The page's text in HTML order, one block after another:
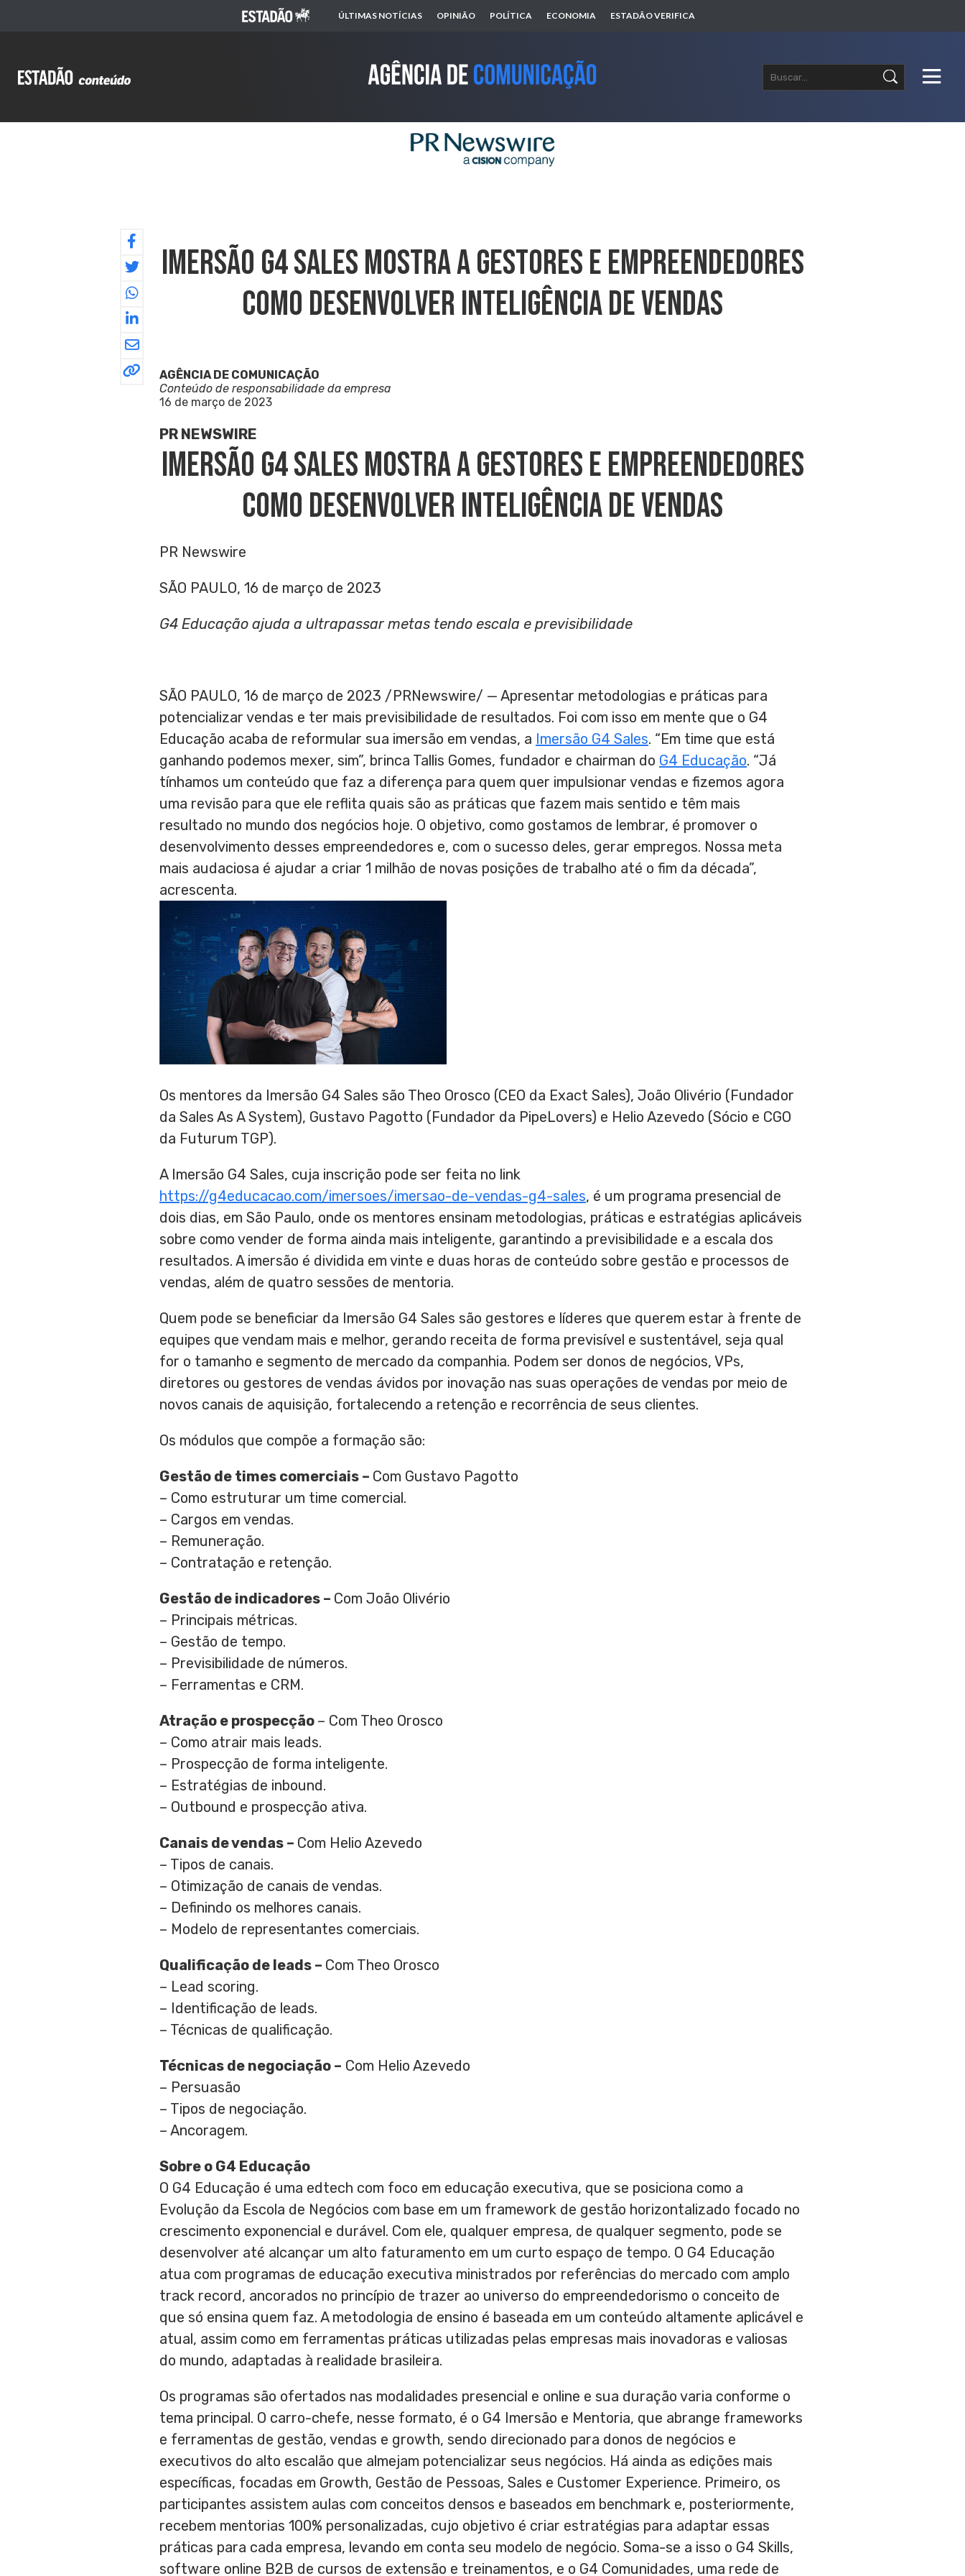
ÚLTIMAS NOTÍCIAS OPINIÃO POLÍTICA ECONOMIA ESTADÃO VERIFICA
Imersão G4 Sales Mostra A Gestores E Empreendedores
Como Desenvolver Inteligência De Vendas
AGÊNCIA DE COMUNICAÇÃO
Conteúdo de responsabilidade da empresa
16 de março de 2023
PR NEWSWIRE
Imersão G4 Sales Mostra A Gestores E Empreendedores
Como Desenvolver Inteligência De Vendas
PR Newswire
SÃO PAULO, 16 de março de 2023
G4 Educação ajuda a ultrapassar metas tendo escala e previsibilidade
SÃO PAULO, 16 de março de 2023 /PRNewswire/ — Apresentar metodologias e práticas para
potencializar vendas e ter mais previsibilidade de resultados. Foi com isso em mente que o G4
Educação acaba de reformular sua imersão em vendas, a Imersão G4 Sales. “Em time que está
ganhando podemos mexer, sim”, brinca Tallis Gomes, fundador e chairman do G4 Educação. “Já
tínhamos um conteúdo que faz a diferença para quem quer impulsionar vendas e fizemos agora
uma revisão para que ele reflita quais são as práticas que fazem mais sentido e têm mais
resultado no mundo dos negócios hoje. O objetivo, como gostamos de lembrar, é promover o
desenvolvimento desses empreendedores e, com o sucesso deles, gerar empregos. Nossa meta
mais audaciosa é ajudar a criar 1 milhão de novas posições de trabalho até o fim da década”,
acrescenta.
Os mentores da Imersão G4 Sales são Theo Orosco (CEO da Exact Sales), João Olivério (Fundador
da Sales As A System), Gustavo Pagotto (Fundador da PipeLovers) e Helio Azevedo (Sócio e CGO
da Futurum TGP).
A Imersão G4 Sales, cuja inscrição pode ser feita no link
https://g4educacao.com/imersoes/imersao-de-vendas-g4-sales, é um programa presencial de
dois dias, em São Paulo, onde os mentores ensinam metodologias, práticas e estratégias aplicáveis
sobre como vender de forma ainda mais inteligente, garantindo a previsibilidade e a escala dos
resultados. A imersão é dividida em vinte e duas horas de conteúdo sobre gestão e processos de
vendas, além de quatro sessões de mentoria.
Quem pode se beneficiar da Imersão G4 Sales são gestores e líderes que querem estar à frente de
equipes que vendam mais e melhor, gerando receita de forma previsível e sustentável, seja qual
for o tamanho e segmento de mercado da companhia. Podem ser donos de negócios, VPs,
diretores ou gestores de vendas ávidos por inovação nas suas operações de vendas por meio de
novos canais de aquisição, fortalecendo a retenção e recorrência de seus clientes.
Os módulos que compõe a formação são:
Gestão de times comerciais – Com Gustavo Pagotto
– Como estruturar um time comercial.
– Cargos em vendas.
– Remuneração.
– Contratação e retenção.
Gestão de indicadores – Com João Olivério
– Principais métricas.
– Gestão de tempo.
– Previsibilidade de números.
– Ferramentas e CRM.
Atração e prospecção – Com Theo Orosco
– Como atrair mais leads.
– Prospecção de forma inteligente.
– Estratégias de inbound.
– Outbound e prospecção ativa.
Canais de vendas – Com Helio Azevedo
– Tipos de canais.
– Otimização de canais de vendas.
– Definindo os melhores canais.
– Modelo de representantes comerciais.
Qualificação de leads – Com Theo Orosco
– Lead scoring.
– Identificação de leads.
– Técnicas de qualificação.
Técnicas de negociação – Com Helio Azevedo
– Persuasão
– Tipos de negociação.
– Ancoragem.
Sobre o G4 Educação
O G4 Educação é uma edtech com foco em educação executiva, que se posiciona como a
Evolução da Escola de Negócios com base em um framework de gestão horizontalizado focado no
crescimento exponencial e durável. Com ele, qualquer empresa, de qualquer segmento, pode se
desenvolver até alcançar um alto faturamento em um curto espaço de tempo. O G4 Educação
atua com programas de educação executiva ministrados por referências do mercado com amplo
track record, ancorados no princípio de trazer ao universo do empreendedorismo o conceito de
que só ensina quem faz. A metodologia de ensino é baseada em um conteúdo altamente aplicável e
atual, assim como em ferramentas práticas utilizadas pelas empresas mais inovadoras e valiosas
do mundo, adaptadas à realidade brasileira.
Os programas são ofertados nas modalidades presencial e online e sua duração varia conforme o
tema principal. O carro-chefe, nesse formato, é o G4 Imersão e Mentoria, que abrange frameworks
e ferramentas de gestão, vendas e growth, sendo direcionado para donos de negócios e
executivos do alto escalão que almejam potencializar seus negócios. Há ainda as edições mais
específicas, focadas em Growth, Gestão de Pessoas, Sales e Customer Experience. Primeiro, os
participantes assistem aulas com conceitos densos e baseados em benchmark e, posteriormente,
recebem mentorias 100% personalizadas, cujo objetivo é criar estratégias para adaptar essas
práticas para cada empresa, levando em conta seu modelo de negócio. Soma-se a isso o G4 Skills,
software online B2B de cursos de extensão e treinamentos, e o G4 Comunidades, uma rede de